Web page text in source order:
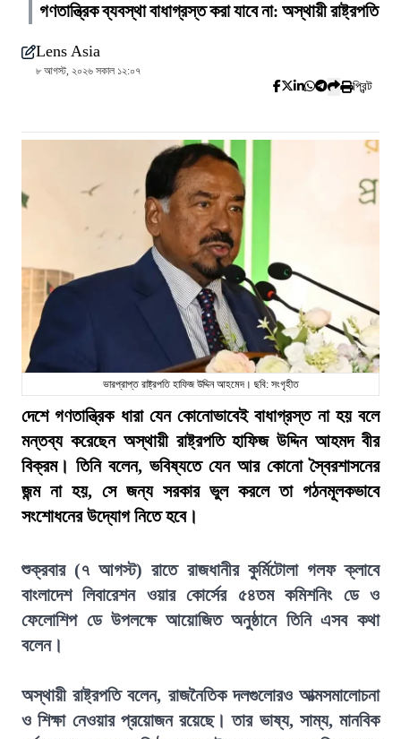
গণতান্ত্রিক ব্যবস্থা বাধাগ্রস্ত করা যাবে না: অস্থায়ী রাষ্ট্রপতি
Lens Asia
৮ আগস্ট, ২০২৬ সকাল ১২:০৭
প্রিন্ট
ভারপ্রাপ্ত রাষ্ট্রপতি হাফিজ উদ্দিন আহমেদ। ছবি: সংগৃহীত
দেশে গণতান্ত্রিক ধারা যেন কোনোভাবেই বাধাগ্রস্ত না হয় বলে
মন্তব্য করেছেন অস্থায়ী রাষ্ট্রপতি হাফিজ উদ্দিন আহমদ বীর
বিক্রম। তিনি বলেন, ভবিষ্যতে যেন আর কোনো স্বৈরশাসনের
জন্ম না হয়, সে জন্য সরকার ভুল করলে তা গঠনমূলকভাবে
সংশোধনের উদ্যোগ নিতে হবে।
শুক্রবার (৭ আগস্ট) রাতে রাজধানীর কুর্মিটোলা গলফ ক্লাবে
বাংলাদেশ লিবারেশন ওয়ার কোর্সের ৫৪তম কমিশনিং ডে ও
ফেলোশিপ ডে উপলক্ষে আয়োজিত অনুষ্ঠানে তিনি এসব কথা
বলেন।
অস্থায়ী রাষ্ট্রপতি বলেন, রাজনৈতিক দলগুলোরও আত্মসমালোচনা
ও শিক্ষা নেওয়ার প্রয়োজন রয়েছে। তার ভাষ্য, সাম্য, মানবিক